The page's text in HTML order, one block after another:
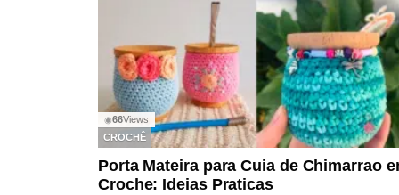
◉66Views
CROCHÊ
Porta Mateira para Cuia de Chimarrao
Croche: Ideias Praticas